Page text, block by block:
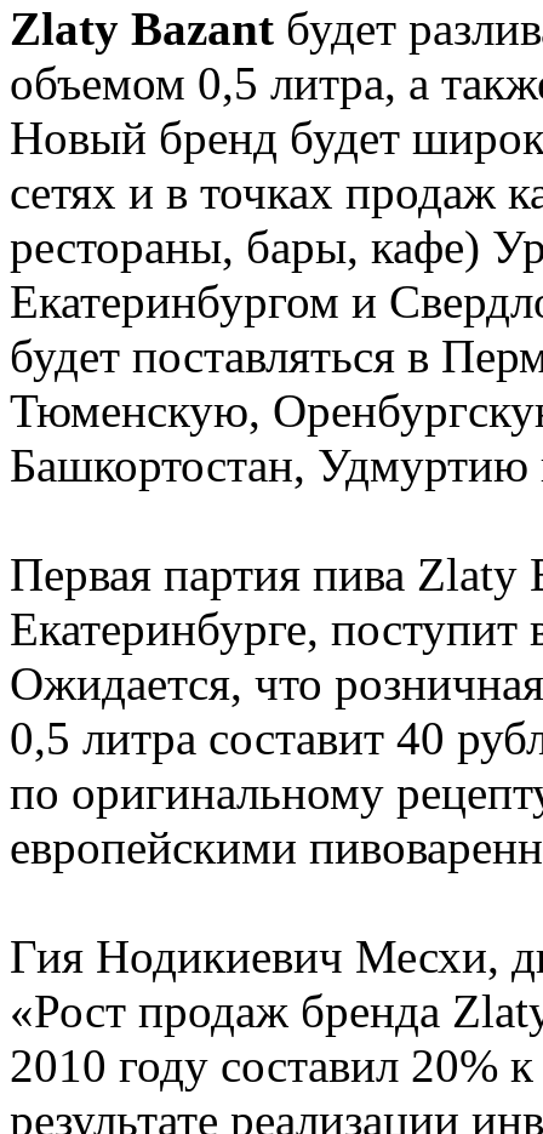
Zlaty Bazant будет
объемом 0,5 литра, а
Новый бренд будет
сетях и в точках продаж
рестораны, бары, кафе)
Екатеринбургом и
будет поставляться в
Тюменскую,
Башкортостан, Удмуртию
Первая партия пива Zlaty
Екатеринбурге,
Ожидается, что
0,5 литра составит 40
по оригинальному
европейскими
Гия Нодикиевич Месхи,
«Рост продаж бренда
2010 году составил 20%
результате реализации